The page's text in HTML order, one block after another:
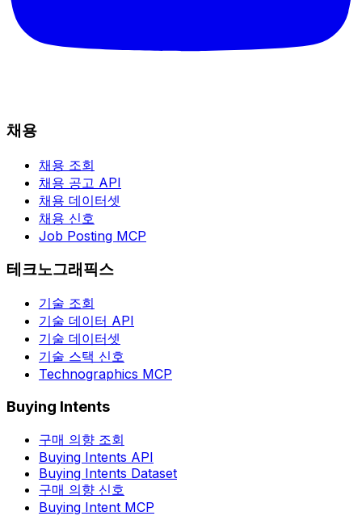
채용
채용 조회
채용 공고 API
채용 데이터셋
채용 신호
Job Posting MCP
테크노그래픽스
기술 조회
기술 데이터 API
기술 데이터셋
기술 스택 신호
Technographics MCP
Buying Intents
구매 의향 조회
Buying Intents API
Buying Intents Dataset
구매 의향 신호
Buying Intent MCP